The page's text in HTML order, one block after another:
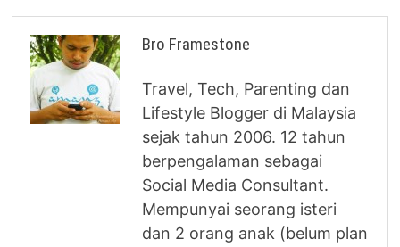
Bro Framestone
Travel, Tech, Parenting dan
Lifestyle Blogger di Malaysia
sejak tahun 2006. 12 tahun
berpengalaman sebagai
Social Media Consultant.
Mempunyai seorang isteri
dan 2 orang anak (belum plan